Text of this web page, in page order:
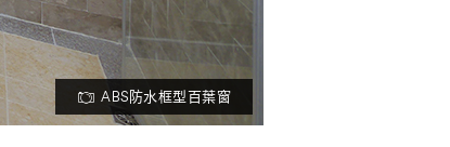
ABS防水框型百葉窗